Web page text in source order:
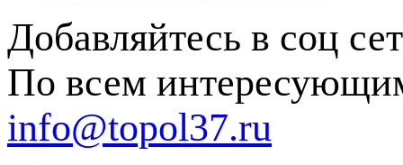
Добавляйтесь в соц
По всем
info@topol37.ru